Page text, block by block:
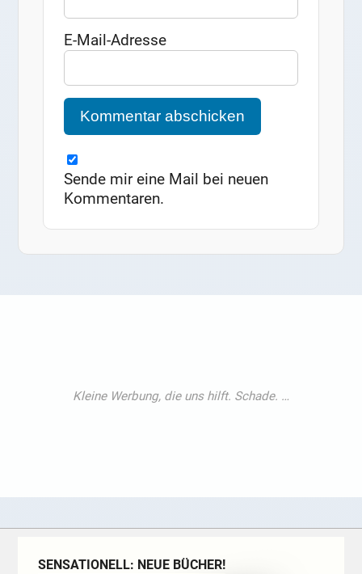
E-Mail-Adresse
Sende mir eine Mail bei neuen
Kommentaren.
SENSATIONELL: NEUE BÜCHER!